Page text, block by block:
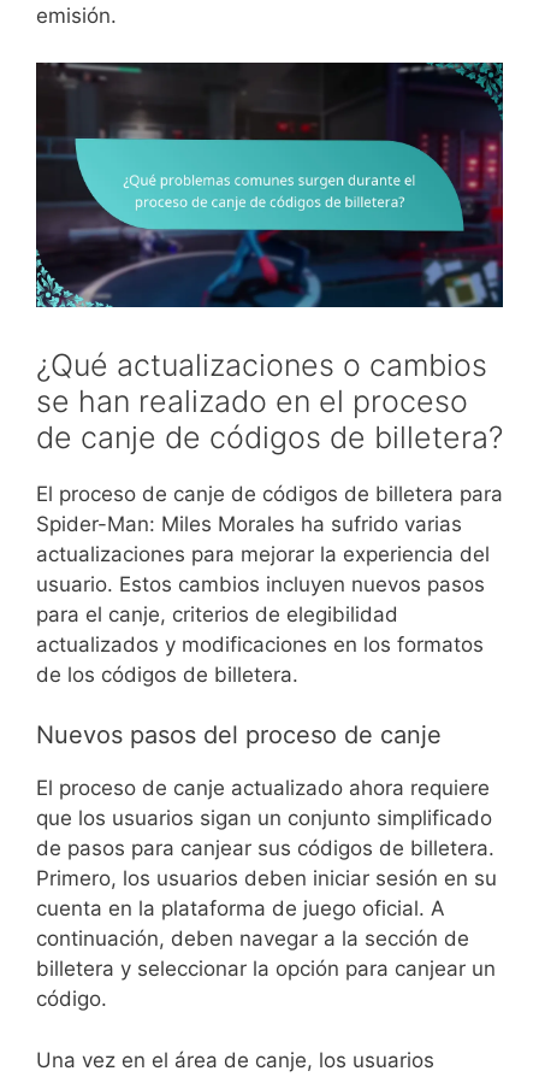
emisión.
¿Qué actualizaciones o cambios
se han realizado en el proceso
de canje de códigos de billetera?
El proceso de canje de códigos de billetera para
Spider-Man: Miles Morales ha sufrido varias
actualizaciones para mejorar la experiencia del
usuario. Estos cambios incluyen nuevos pasos
para el canje, criterios de elegibilidad
actualizados y modificaciones en los formatos
de los códigos de billetera.
Nuevos pasos del proceso de canje
El proceso de canje actualizado ahora requiere
que los usuarios sigan un conjunto simplificado
de pasos para canjear sus códigos de billetera.
Primero, los usuarios deben iniciar sesión en su
cuenta en la plataforma de juego oficial. A
continuación, deben navegar a la sección de
billetera y seleccionar la opción para canjear un
código.
Una vez en el área de canje, los usuarios